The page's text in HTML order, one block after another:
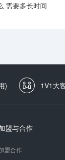
需要多长时间
) 1V1大
盟与合作
盟合作